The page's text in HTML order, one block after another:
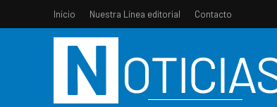
Inicio Nuestra Línea editorial Contacto